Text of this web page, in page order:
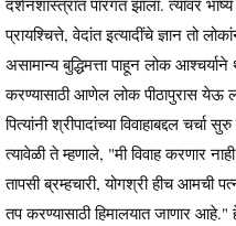
दर्शनशास्त्रांत पारंगत झाला. त्यावर
प्रायश्चित्ते, वेदांत इत्यादींचे ज्ञान तो
असामान्य बुद्धिमत्ता पाहून लोक
करण्यासाठी आणेल लोक पीठापुरास येऊ
पित्यांनी श्रीपादांच्या विवाहाबद्दल चर्चा
त्यावेळी ते म्हणाले, "मी विवाह करणार
तापसी ब्रम्हचारी, योगश्री हीच आमची
तप करण्यासाठी हिमालयात जाणार